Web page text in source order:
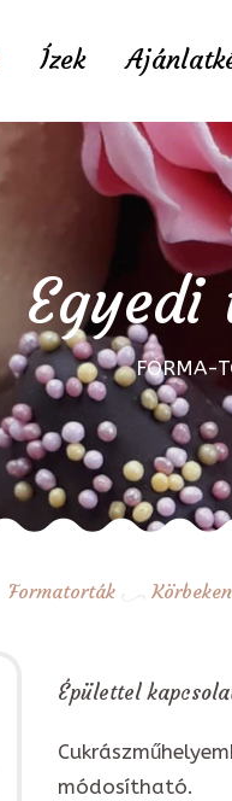
Ízek
FORMA-
Formatorták
Épülettel
módosítható.